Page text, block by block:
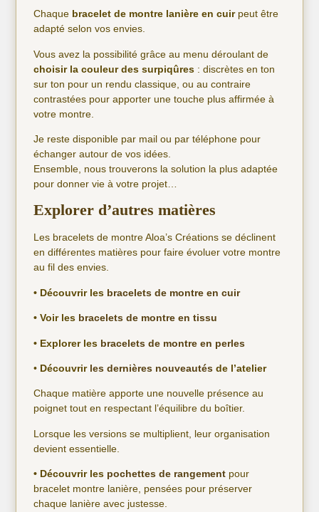
Chaque bracelet de montre lanière en cuirpeut être
adapté selon vos envies.
Vous avez la possibilité grâce au menu déroulant de
choisir la couleur des surpiqûres : discrètes en ton
sur ton pour un rendu classique, ou au contraire
contrastées pour apporter une touche plus affirmée à
votre montre.
Je reste disponible par mail ou par téléphone pour
échanger autour de vos idées.
Ensemble, nous trouverons la solution la plus adaptée
pour donner vie à votre projet…
Explorer d’autres matières
Les bracelets de montre Aloa’s Créations se déclinent
en différentes matières pour faire évoluer votre montre
au fil des envies.
• Découvrir les bracelets de montre en cuir
• Voir les bracelets de montre en tissu
• Explorer les bracelets de montre en perles
• Découvrir les dernières nouveautés de l’atelier
Chaque matière apporte une nouvelle présence au
poignet tout en respectant l’équilibre du boîtier.
Lorsque les versions se multiplient, leur organisation
devient essentielle.
• Découvrir les pochettes de rangement pour
bracelet montre lanière, pensées pour préserver
chaque lanière avec justesse.